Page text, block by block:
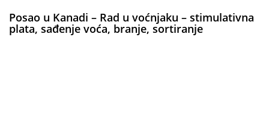
Posao u Kanadi – Rad u voćnjaku – stimulativna
plata, sađenje voća, branje, sortiranje